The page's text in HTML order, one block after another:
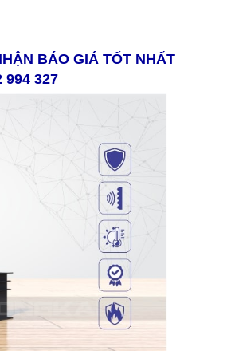
BÁO GIÁ TỐT NHẤT
994 327